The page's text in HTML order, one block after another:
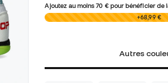
Ajoutez au moins70 €pour bénéficier de
0,00 € +68,99 €
Autres